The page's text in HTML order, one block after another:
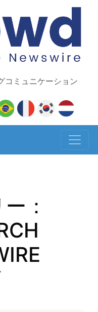
コミュニケーション
：